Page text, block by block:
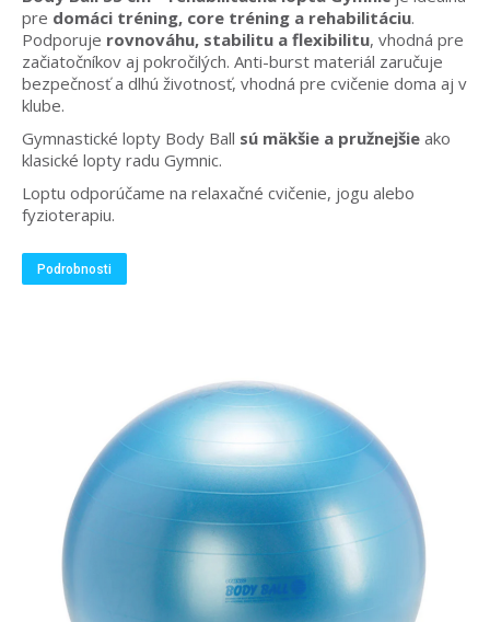
pre domáci tréning, core tréning a rehabilitáciu.
Podporuje rovnováhu, stabilitu a flexibilitu, vhodná pre
začiatočníkov aj pokročilých. Anti-burst materiál zaručuje
bezpečnosť a dlhú životnosť, vhodná pre cvičenie doma aj v
klube.
Gymnastické lopty Body Ball sú mäkšie a pružnejšie ako
klasické lopty radu Gymnic.
Loptu odporúčame na relaxačné cvičenie, jogu alebo
fyzioterapiu.
Podrobnosti